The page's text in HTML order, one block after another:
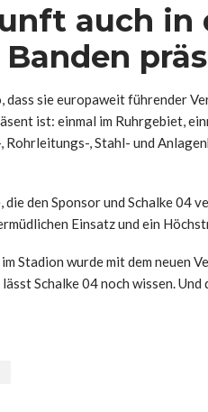
auch in
dass sie europaweit führender
ist: einmal im Ruhrgebiet,
, Stahl- und
den Sponsor und Schalke 04
Einsatz und ein
Stadion wurde mit dem neuen
Schalke 04 noch wissen. Und